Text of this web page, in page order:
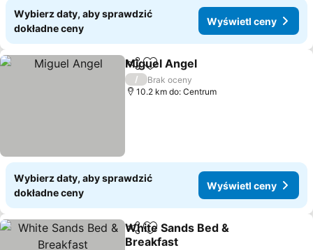
Wybierz daty, aby sprawdzić
dokładne ceny
Wyświetl ceny
Udostępnij
Dodaj do ulubionych
Miguel Angel
/
Brak oceny
10.2 km do: Centrum
Wybierz daty, aby sprawdzić
dokładne ceny
Wyświetl ceny
Udostępnij
Dodaj do ulubionych
White Sands Bed &
Breakfast